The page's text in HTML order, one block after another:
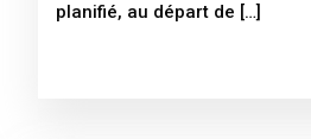
planifié, au départ de […]